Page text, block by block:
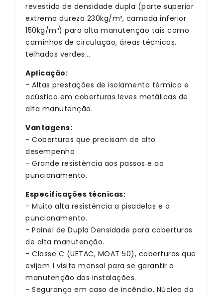
revestido de densidade dupla (parte superior
extrema dureza 230kg/m³, camada inferior
150kg/m³) para alta manutenção tais como
caminhos de circulação, áreas técnicas,
telhados verdes...
Aplicação:
- Altas prestações de isolamento térmico e
acústico em coberturas leves metálicas de
alta manutenção.
Vantagens:
- Coberturas que precisam de alto
desempenho
- Grande resistência aos passos e ao
puncionamento.
Especificações técnicas:
- Muito alta resistência a pisadelas e a
puncionamento.
- Painel de Dupla Densidade para coberturas
de alta manutenção.
- Classe C (UETAC, MOAT 50), coberturas que
exijam 1 visita mensal para se garantir a
manutenção das instalações.
- Segurança em caso de incêndio. Núcleo da